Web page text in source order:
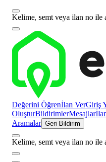
Kelime, semt veya ilan no ile
Değerini Öğrenİlan VerGiriş
OluşturBildirimlerMesajlar
Aramalar Geri Bildirim
Kelime, semt veya ilan no ile